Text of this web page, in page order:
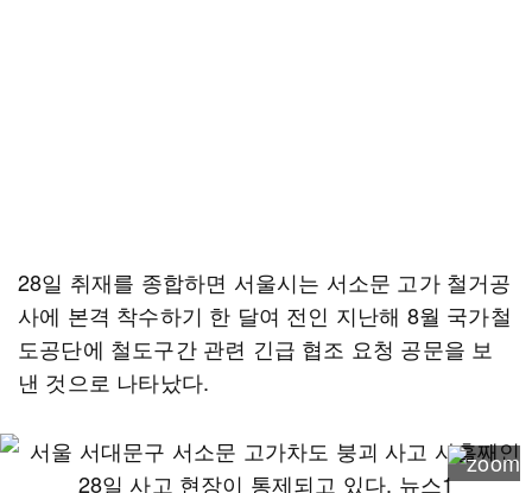
28일 취재를 종합하면 서울시는 서소문 고가 철거공
사에 본격 착수하기 한 달여 전인 지난해 8월 국가철
도공단에 철도구간 관련 긴급 협조 요청 공문을 보
낸 것으로 나타났다.